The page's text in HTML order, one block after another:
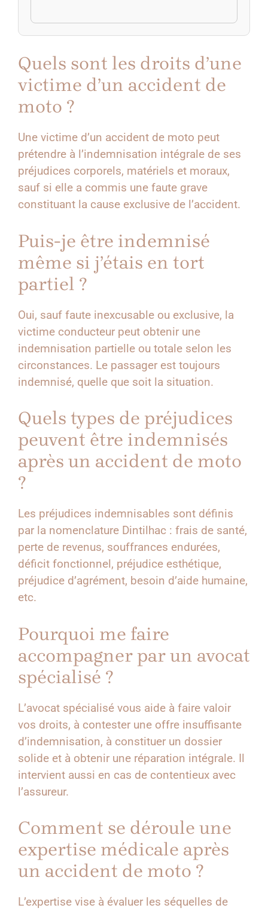
Quels sont les droits d’une
victime d’un accident de
moto ?
Une victime d’un accident de moto peut
prétendre à l’indemnisation intégrale de ses
préjudices corporels, matériels et moraux,
sauf si elle a commis une faute grave
constituant la cause exclusive de l’accident.
Puis-je être indemnisé
même si j’étais en tort
partiel ?
Oui, sauf faute inexcusable ou exclusive, la
victime conducteur peut obtenir une
indemnisation partielle ou totale selon les
circonstances. Le passager est toujours
indemnisé, quelle que soit la situation.
Quels types de préjudices
peuvent être indemnisés
après un accident de moto
?
Les préjudices indemnisables sont définis
par la nomenclature Dintilhac : frais de santé,
perte de revenus, souffrances endurées,
déficit fonctionnel, préjudice esthétique,
préjudice d’agrément, besoin d’aide humaine,
etc.
Pourquoi me faire
accompagner par un avocat
spécialisé ?
L’avocat spécialisé vous aide à faire valoir
vos droits, à contester une offre insuffisante
d’indemnisation, à constituer un dossier
solide et à obtenir une réparation intégrale. Il
intervient aussi en cas de contentieux avec
l’assureur.
Comment se déroule une
expertise médicale après
un accident de moto ?
L’expertise vise à évaluer les séquelles de